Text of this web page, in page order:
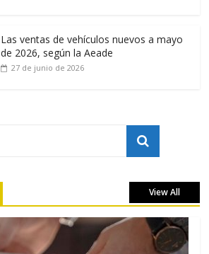
Las ventas de vehículos nuevos a mayo
de 2026, según la Aeade
27 de junio de 2026
View All